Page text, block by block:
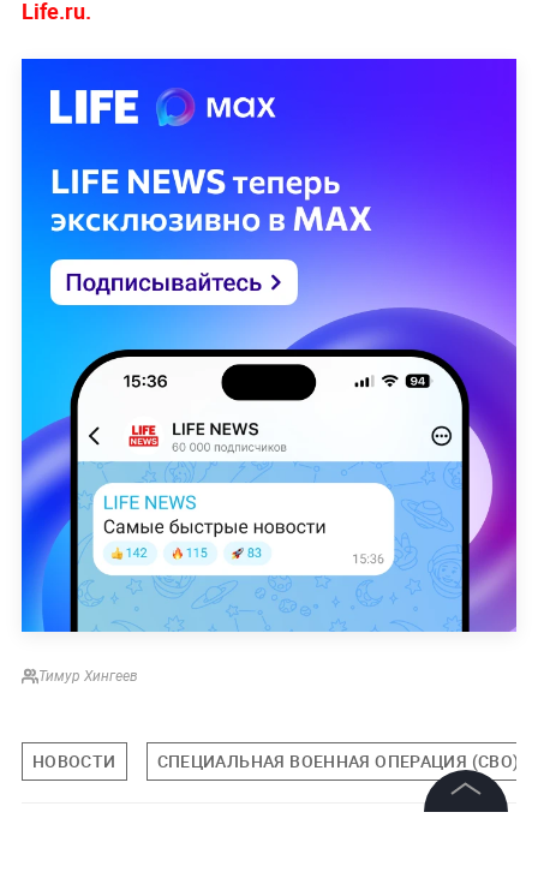
Life.ru.
Тимур Хингеев
НОВОСТИ СПЕЦИАЛЬНАЯ ВОЕННАЯ ОПЕРАЦИЯ (СВО)